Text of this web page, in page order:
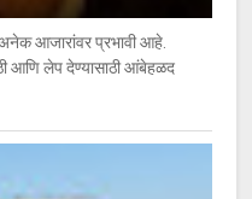
आजारांवर प्रभावी आहे.
आणि लेप देण्यासाठी आंबेहळद